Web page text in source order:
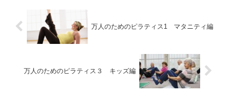
万人のためのピラティス1 マタニティ編
万人のためのピラティス３ キッズ編